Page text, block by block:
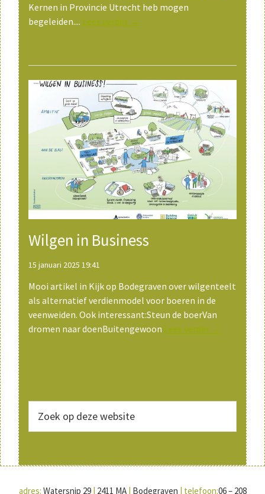
Kernen in Provincie Utrecht heb mogen
begeleiden.... Lees verder →
Wilgen in Business
15 januari 2025 19:41
Mooi artikel in Kijk op Bodegraven over wilgenteelt
als alternatief verdienmodel voor boeren in de
veenweiden. Ook interessant:Steun de boerVan
dromen naar doenBuitengewoon Lees verder →
adres: Watersnip 29 2411 MA| Bodegraven telefoon:06 – 208